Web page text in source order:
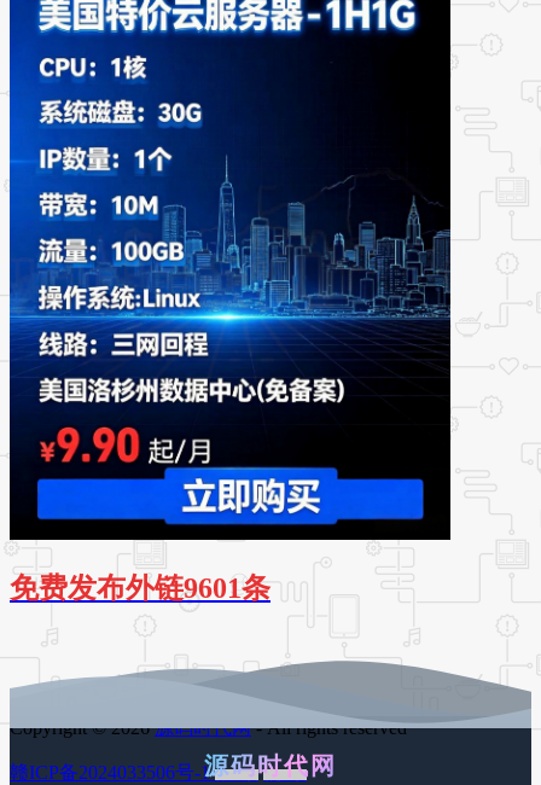
免费发布外链9601条
Copyright © 2026源码时代网- All rights reserved
赣ICP备2024033506号-1百度地图 谷歌地图
源码时代网